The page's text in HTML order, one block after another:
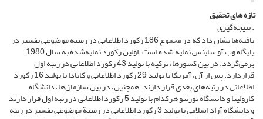
تازه های تحقیق
. نتیجه‌گیری
یافته‌ها نشان داد که در مجموع 186 رکورد اطلاعاتی در زمینه موضوعی تفسیر در
پایگاه وب آو ساینس نمایه شده است. اولین رکورد نمایه‌شده به سال 1980
برمی گردد. در بین کشورها، ترکیه با تولید 43 رکورد اطلاعاتی در رتبه اول
قراردارد. پس از آن، آمریکا با تولید 29 رکورد اطلاعاتی و کانادا با تولید 16 رکورد
اطلاعاتی در رتبه‌های بعدی قرار دارند. همچنین، در بین سازمان‌ها، دانشگاه
کارولینا و دانشگاه تورنتو هرکدام با تولید 5 رکورد اطلاعاتی در رتبه اول قرار دارند
و دانشگاه آزاد اسلامی با تولید 3 رکورد اطلاعاتی در زمینة موضوعی تفسیر در رتبه